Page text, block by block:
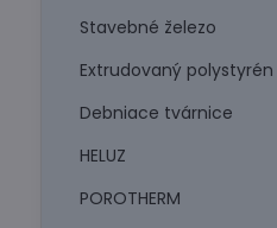
Stavebné železo
Extrudovaný polystyrén
Debniace tvárnice
HELUZ
POROTHERM